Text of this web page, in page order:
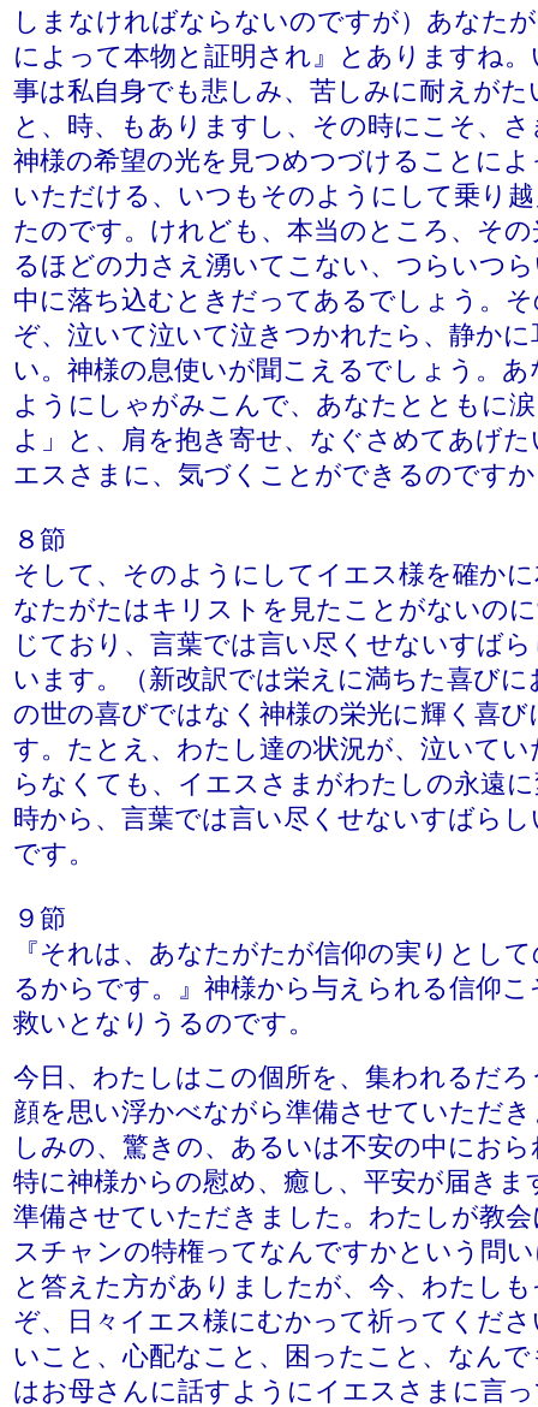
しまなければならないのですが）あなた
によって本物と証明され』とありますね
事は私自身でも悲しみ、苦しみに耐えが
と、時、もありますし、その時にこそ、
神様の希望の光を見つめつづけることに
いただける、いつもそのようにして乗り
たのです。けれども、本当のところ、そ
るほどの力さえ湧いてこない、つらいつ
中に落ち込むときだってあるでしょう。
ぞ、泣いて泣いて泣きつかれたら、静か
い。神様の息使いが聞こえるでしょう。
ようにしゃがみこんで、あなたとともに
よ」と、肩を抱き寄せ、なぐさめてあげ
エスさまに、気づくことができるのです
８節
そして、そのようにしてイエス様を確か
なたがたはキリストを見たことがないの
じており、言葉では言い尽くせないすば
います。（新改訳では栄えに満ちた喜び
の世の喜びではなく神様の栄光に輝く喜
す。たとえ、わたし達の状況が、泣いて
らなくても、イエスさまがわたしの永遠
時から、言葉では言い尽くせないすばら
です。
９節
『それは、あなたがたが信仰の実りとし
るからです。』神様から与えられる信仰
救いとなりうるのです。
今日、わたしはこの個所を、集われるだ
顔を思い浮かべながら準備させていただ
しみの、驚きの、あるいは不安の中にお
特に神様からの慰め、癒し、平安が届き
準備させていただきました。わたしが教
スチャンの特権ってなんですかという問
と答えた方がありましたが、今、わたし
ぞ、日々イエス様にむかって祈ってくだ
いこと、心配なこと、困ったこと、なん
はお母さんに話すようにイエスさまに言